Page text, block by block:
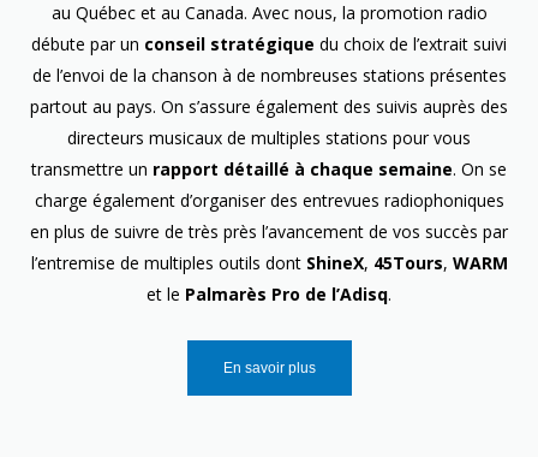
au Québec et au Canada. Avec nous, la promotion radio
débute par un conseil stratégique du choix de l’extrait suivi
de l’envoi de la chanson à de nombreuses stations présentes
partout au pays. On s’assure également des suivis auprès des
directeurs musicaux de multiples stations pour vous
transmettre un rapport détaillé à chaque semaine. On se
charge également d’organiser des entrevues radiophoniques
en plus de suivre de très près l’avancement de vos succès par
l’entremise de multiples outils dont ShineX, 45Tours, WARM
et le Palmarès Pro de l’Adisq.
En savoir plus